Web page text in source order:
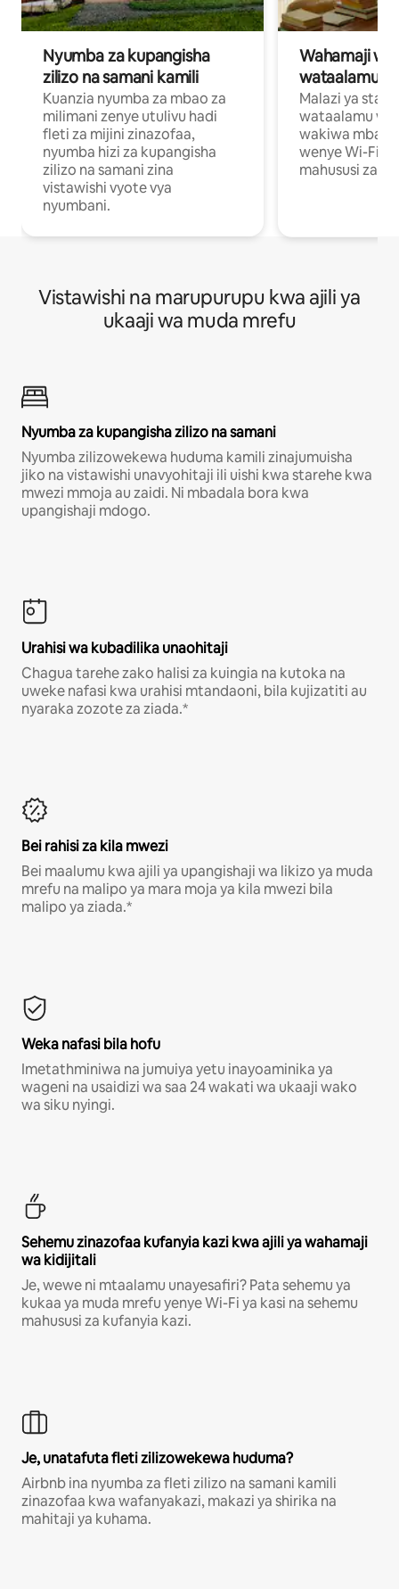
Nyumba za kupangisha
zilizo na samani kamili
Kuanzia nyumba za mbao za
milimani zenye utulivu hadi
fleti za mijini zinazofaa,
nyumba hizi za kupangisha
zilizo na samani zina
vistawishi vyote vya
nyumbani.
Wahamaji
wataalamu
Malazi ya
wataalamu
wakiwa mbali
wenye Wi-Fi
mahususi za
Vistawishi na marupurupu kwa ajili ya
ukaaji wa muda mrefu
Nyumba za kupangisha zilizo na samani
Nyumba zilizowekewa huduma kamili zinajumuisha
jiko na vistawishi unavyohitaji ili uishi kwa starehe kwa
mwezi mmoja au zaidi. Ni mbadala bora kwa
upangishaji mdogo.
Urahisi wa kubadilika unaohitaji
Chagua tarehe zako halisi za kuingia na kutoka na
uweke nafasi kwa urahisi mtandaoni, bila kujizatiti au
nyaraka zozote za ziada.*
Bei rahisi za kila mwezi
Bei maalumu kwa ajili ya upangishaji wa likizo ya muda
mrefu na malipo ya mara moja ya kila mwezi bila
malipo ya ziada.*
Weka nafasi bila hofu
Imetathminiwa na jumuiya yetu inayoaminika ya
wageni na usaidizi wa saa 24 wakati wa ukaaji wako
wa siku nyingi.
Sehemu zinazofaa kufanyia kazi kwa ajili ya wahamaji
wa kidijitali
Je, wewe ni mtaalamu unayesafiri? Pata sehemu ya
kukaa ya muda mrefu yenye Wi-Fi ya kasi na sehemu
mahususi za kufanyia kazi.
Je, unatafuta fleti zilizowekewa huduma?
Airbnb ina nyumba za fleti zilizo na samani kamili
zinazofaa kwa wafanyakazi, makazi ya shirika na
mahitaji ya kuhama.